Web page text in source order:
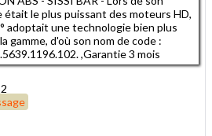
le plus puissant des moteurs HD,
adoptait une technologie bien plus
gamme, d'où son nom de code :
,Garantie 3 mois